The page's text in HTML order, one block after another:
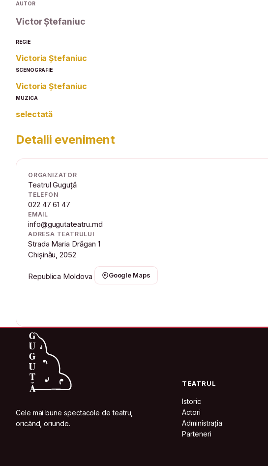
AUTOR
Victor Ștefaniuc
REGIE
Victoria Ștefaniuc
SCENOGRAFIE
Victoria Ștefaniuc
MUZICA
selectată
Detalii eveniment
ORGANIZATOR
Teatrul Guguță
TELEFON
022 47 61 47
EMAIL
info@gugutateatru.md
ADRESA TEATRULUI
Strada Maria Drăgan 1
Chișinău, 2052
Republica Moldova Google Maps
Cele mai bune spectacole de teatru,
oricând, oriunde.
TEATRUL
Istoric
Actori
Administrația
Parteneri